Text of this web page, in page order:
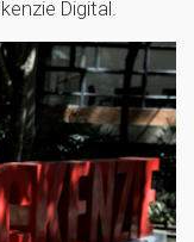
Digital.